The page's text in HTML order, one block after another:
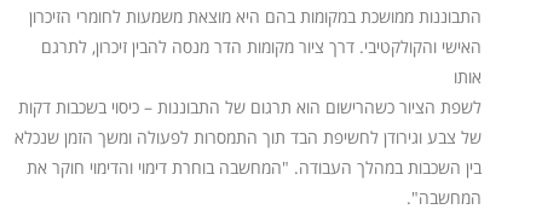
התבוננות ממושכת במקומות בהם היא מוצאת משמעות לחומרי הזיכרון
האישי והקולקטיבי. דרך ציור מקומות הדר מנסה להבין זיכרון, לתרגם
אותו
לשפת הציור כשהרישום הוא תרגום של התבוננות – כיסוי בשכבות דקות
של צבע וגירודן לחשיפת הבד תוך התמסרות לפעולה ומשך הזמן שנכלא
בין השכבות במהלך העבודה. "המחשבה בוחרת דימוי והדימוי חוקר את
המחשבה".